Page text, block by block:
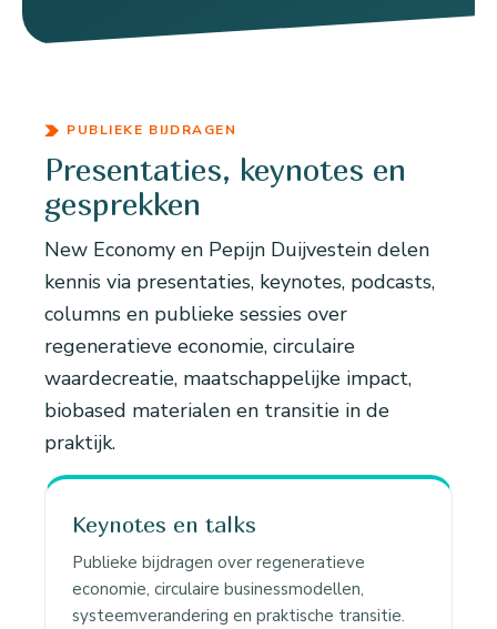
PUBLIEKE BIJDRAGEN
Presentaties, keynotes en
gesprekken
New Economy en Pepijn Duijvestein delen
kennis via presentaties, keynotes, podcasts,
columns en publieke sessies over
regeneratieve economie, circulaire
waardecreatie, maatschappelijke impact,
biobased materialen en transitie in de
praktijk.
Keynotes en talks
Publieke bijdragen over regeneratieve
economie, circulaire businessmodellen,
systeemverandering en praktische transitie.